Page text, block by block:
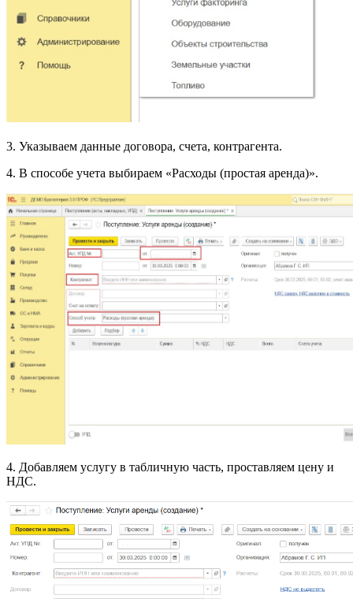
3. Указываем данные договора, счета, контрагента.
4. В способе учета выбираем «Расходы (простая аренда)».
4. Добавляем услугу в табличную часть, проставляем цену и
НДС.